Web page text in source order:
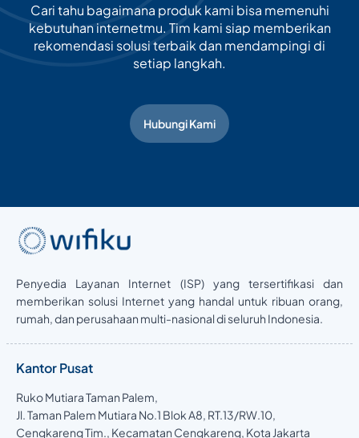
Cari tahu bagaimana produk kami bisa memenuhi
kebutuhan internetmu. Tim kami siap memberikan
rekomendasi solusi terbaik dan mendampingi di
setiap langkah.
Hubungi Kami
Penyedia Layanan Internet (ISP) yang tersertifikasi dan
memberikan solusi Internet yang handal untuk ribuan orang,
rumah, dan perusahaan multi-nasional di seluruh Indonesia.
Kantor Pusat
Ruko Mutiara Taman Palem,
Jl. Taman Palem Mutiara No.1 Blok A8, RT.13/RW.10,
Cengkareng Tim., Kecamatan Cengkareng, Kota Jakarta